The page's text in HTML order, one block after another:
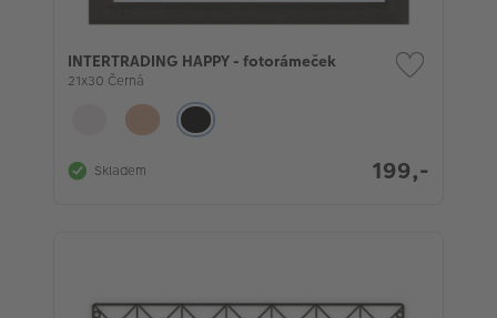
INTERTRADING HAPPY - fotorámeček
21x30 Černá
Skladem 199,-